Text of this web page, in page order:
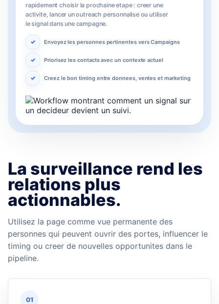
rapidement choisir la prochaine etape : creer une
activite, lancer un outreach personnalise ou utiliser
le signal dans une campagne.
Envoyez les personnes pertinentes vers Campaigns
Priorisez les contacts avec un contexte actuel
Creez le bon timing entre donnees, ventes et marketing
La surveillance rend les
relations plus
actionnables.
Utilisez la page comme vue permanente des
personnes qui peuvent ouvrir des portes, influencer le
timing ou creer de nouvelles opportunites dans le
pipeline.
01